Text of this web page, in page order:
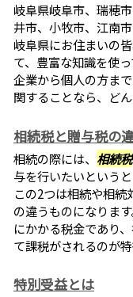
岐阜県岐阜市、瑞穂
井市、小牧市、江南
岐阜県にお住まいの皆
て、豊富な知識を使
企業から個人の方ま
関することなら、ど
相続税と贈与税の
相続の際には、 相続税
与を行いたいという
この2つは相続や相
の違うものになります
にかかる税金であり
て課税がされるのが
特別受益とは